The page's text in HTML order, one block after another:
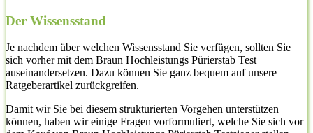
Der Wissensstand
Je nachdem über welchen Wissensstand Sie verfügen, sollten Sie
sich vorher mit dem Braun Hochleistungs Pürierstab Test
auseinandersetzen. Dazu können Sie ganz bequem auf unsere
Ratgeberartikel zurückgreifen.
Damit wir Sie bei diesem strukturierten Vorgehen unterstützen
können, haben wir einige Fragen vorformuliert, welche Sie sich vor